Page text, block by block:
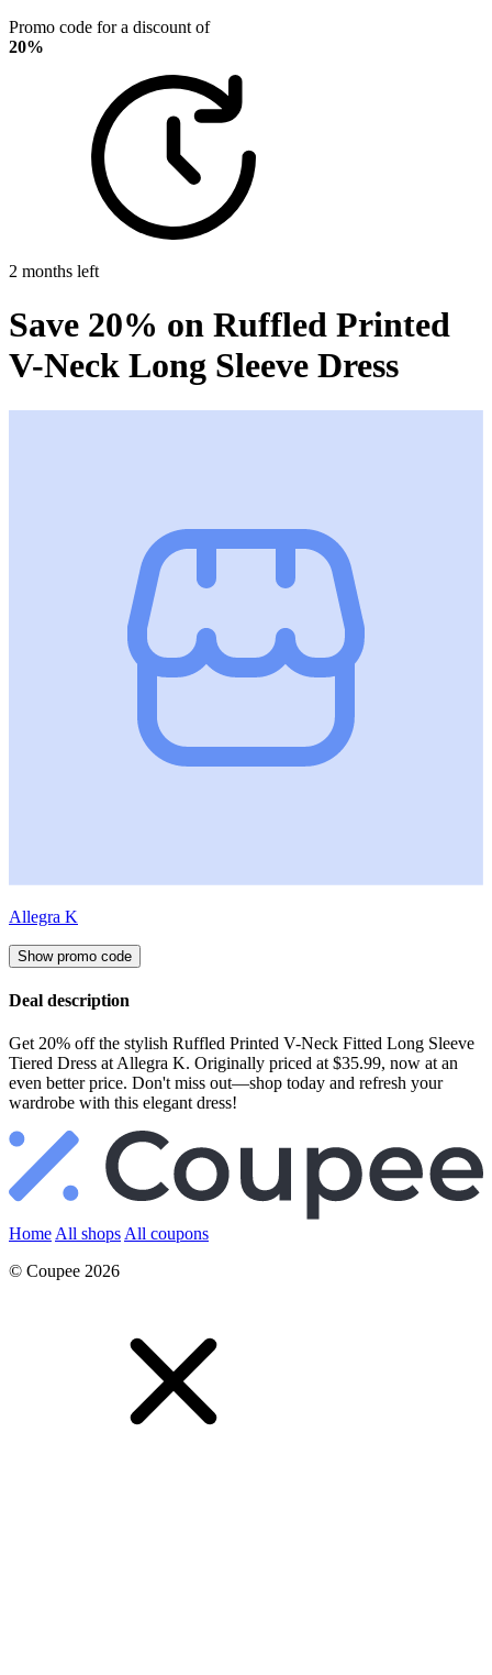
Promo code for a discount of
20%
2 months left
Save 20% on Ruffled Printed
V-Neck Long Sleeve Dress
Allegra K
Show promo code
Deal description
Get 20% off the stylish Ruffled Printed V-Neck Fitted Long Sleeve
Tiered Dress at Allegra K. Originally priced at $35.99, now at an
even better price. Don't miss out—shop today and refresh your
wardrobe with this elegant dress!
Home All shops All coupons
© Coupee 2026